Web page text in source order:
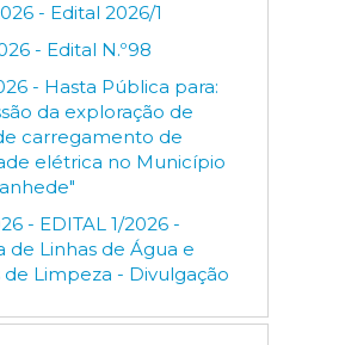
- Edital 2026/1
- Edital N.º98
- Hasta Pública para:
da exploração de
carregamento de
elétrica no Município
- EDITAL 1/2026 -
de Linhas de Água e
Limpeza - Divulgação